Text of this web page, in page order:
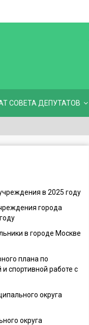
СОВЕТА ДЕПУТАТОВ
в 2025 году
города
в городе Москве
плана по
спортивной работе с
округа
округа